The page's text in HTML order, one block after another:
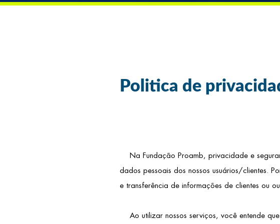
Politica de
Na Fundação Proamb, privacidade e
dados pessoais dos nossos usuários/clientes.
e transferência de informações de clientes ou
Ao utilizar nossos serviços, você entende que